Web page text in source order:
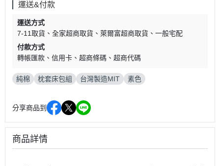
運送&付款
運送方式
7-11取貨
全家超商取貨 萊爾富超商取貨
一般宅配
付款方式
轉帳匯款
信用卡 超商條碼 超商代碼
純棉 枕套床包組 台灣製造MIT 素色
分享商品到
商品詳情